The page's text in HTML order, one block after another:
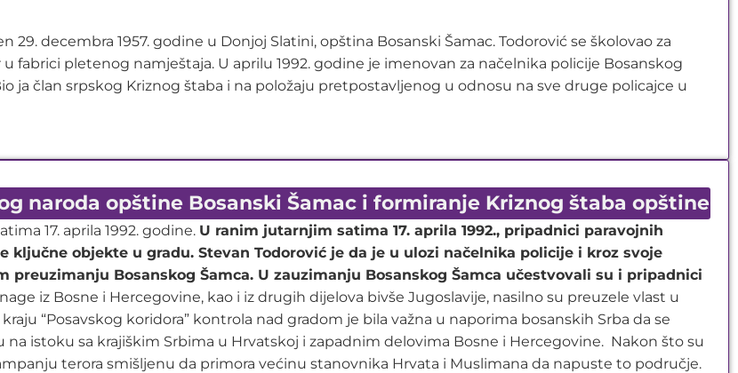
decembra 1957. godine u Donjoj Slatini, opština Bosanski Šamac. Todorović se školovao za
fabrici pletenog namještaja. U aprilu 1992. godine je imenovan za načelnika policije Bosanskog
ja član srpskog Kriznog štaba i na položaju pretpostavljenog u odnosu na sve druge policajce u
naroda opštine Bosanski Šamac i formiranje Kriznog štaba opštine
17. aprila 1992. godine. U ranim jutarnjim satima 17. aprila 1992., pripadnici paravojnih
objekte u gradu. Stevan Todorović je da je u ulozi načelnika policije i kroz svoje
Bosanskog Šamca. U zauzimanju Bosanskog Šamca učestvovali su i pripadnici
iz Bosne i Hercegovine, kao i iz drugih dijelova bivše Jugoslavije, nasilno su preuzele vlast u
“Posavskog koridora” kontrola nad gradom je bila važna u naporima bosanskih Srba da se
istoku sa krajiškim Srbima u Hrvatskoj i zapadnim delovima Bosne i Hercegovine. Nakon što su
terora smišljenu da primora većinu stanovnika Hrvata i Muslimana da napuste to područje.